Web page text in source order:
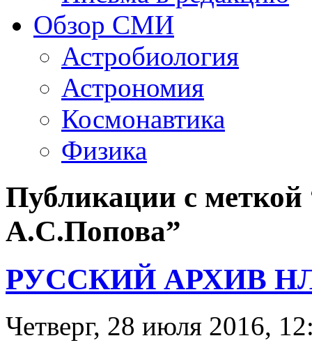
Обзор СМИ
Астробиология
Астрономия
Космонавтика
Физика
Публикации с
А.С.Попова”
РУССКИЙ АРХИВ
Четверг, 28 июля 2016,